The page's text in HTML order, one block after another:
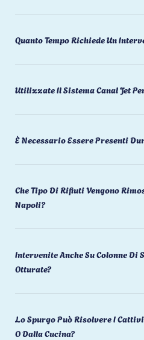
Quanto Tempo Richiede Un
Utilizzate Il Sistema Canal Jet
È Necessario Essere Presenti
Che Tipo Di Rifiuti Vengono
Napoli?
Intervenite Anche Su Colonne
Otturate?
Lo Spurgo Può Risolvere I
O Dalla Cucina?